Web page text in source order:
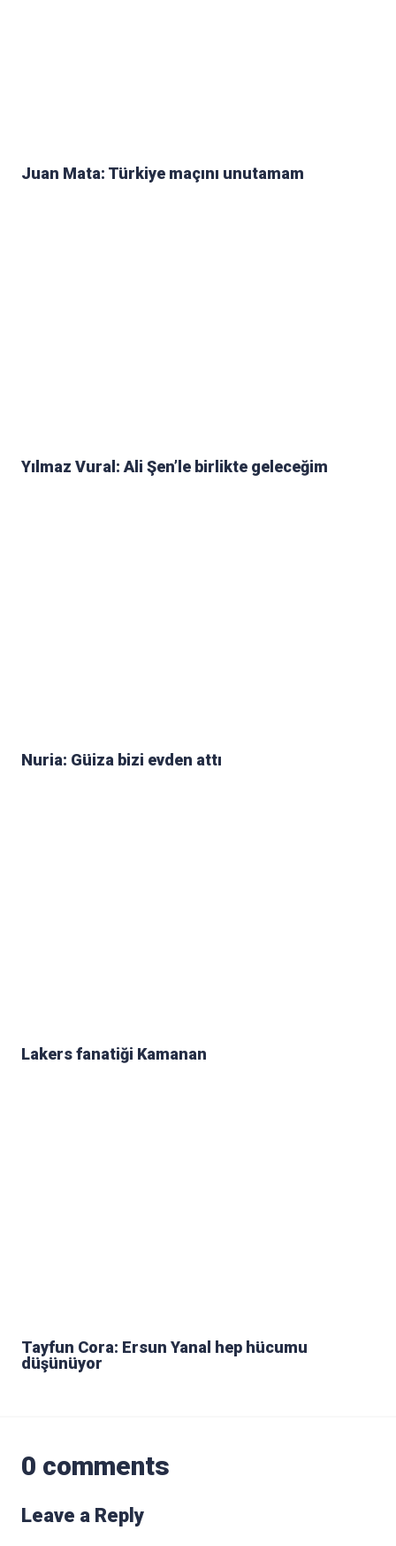
Juan Mata: Türkiye maçını unutamam
Yılmaz Vural: Ali Şen’le birlikte geleceğim
Nuria: Güiza bizi evden attı
Lakers fanatiği Kamanan
Tayfun Cora: Ersun Yanal hep hücumu
düşünüyor
0 comments
Leave a Reply